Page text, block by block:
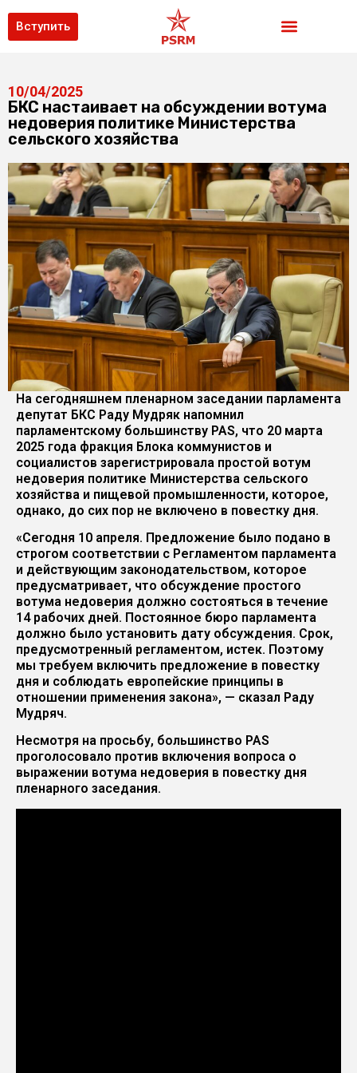
Вступить
10/04/2025
БКС настаивает на обсуждении вотума
недоверия политике Министерства
сельского хозяйства
На сегодняшнем пленарном заседании парламента
депутат БКС Раду Мудряк напомнил
парламентскому большинству PAS, что 20 марта
2025 года фракция Блока коммунистов и
социалистов зарегистрировала простой вотум
недоверия политике Министерства сельского
хозяйства и пищевой промышленности, которое,
однако, до сих пор не включено в повестку дня.
«Сегодня 10 апреля. Предложение было подано в
строгом соответствии с Регламентом парламента
и действующим законодательством, которое
предусматривает, что обсуждение простого
вотума недоверия должно состояться в течение
14 рабочих дней. Постоянное бюро парламента
должно было установить дату обсуждения. Срок,
предусмотренный регламентом, истек. Поэтому
мы требуем включить предложение в повестку
дня и соблюдать европейские принципы в
отношении применения закона», — сказал Раду
Мудряч.
Несмотря на просьбу, большинство PAS
проголосовало против включения вопроса о
выражении вотума недоверия в повестку дня
пленарного заседания.